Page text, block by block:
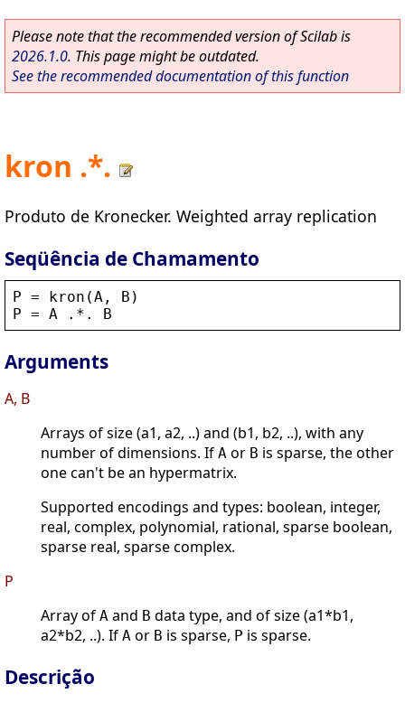
Please note that the recommended version of Scilab is
2026.1.0. This page might be outdated.
See the recommended documentation of this function
kron .*.
Produto de Kronecker. Weighted array replication
Seqüência de Chamamento
P = kron (A , B )
P = A .*. B
Arguments
A, B
Arrays of size (a1, a2, ..) and (b1, b2, ..), with any
number of dimensions. If A or B is sparse, the other
one can't be an hypermatrix.
Supported encodings and types: boolean, integer,
real, complex, polynomial, rational, sparse boolean,
sparse real, sparse complex.
P
Array of A and B data type, and of size (a1*b1,
a2*b2, ..). If A or B is sparse, P is sparse.
Descrição